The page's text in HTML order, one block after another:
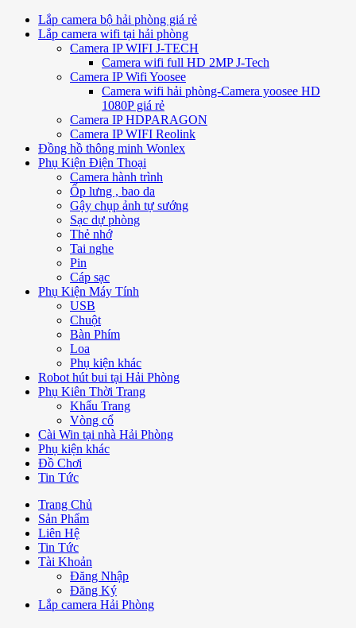
Lắp camera bộ hải phòng giá rẻ
Lắp camera wifi tại hải phòng
Camera IP WIFI J-TECH
Camera wifi full HD 2MP J-Tech
Camera IP Wifi Yoosee
Camera wifi hải phòng-Camera yoosee HD
1080P giá rẻ
Camera IP HDPARAGON
Camera IP WIFI Reolink
Đồng hồ thông minh Wonlex
Phụ Kiện Điện Thoại
Camera hành trình
Ốp lưng , bao da
Gậy chụp ảnh tự sướng
Sạc dự phòng
Thẻ nhớ
Tai nghe
Pin
Cáp sạc
Phụ Kiện Máy Tính
USB
Chuột
Bàn Phím
Loa
Phụ kiện khác
Robot hút bui tại Hải Phòng
Phụ Kiên Thời Trang
Khẩu Trang
Vòng cổ
Cài Win tại nhà Hải Phòng
Phụ kiện khác
Đồ Chơi
Tin Tức
Trang Chủ
Sản Phẩm
Liên Hệ
Tin Tức
Tài Khoản
Đăng Nhập
Đăng Ký
Lắp camera Hải Phòng